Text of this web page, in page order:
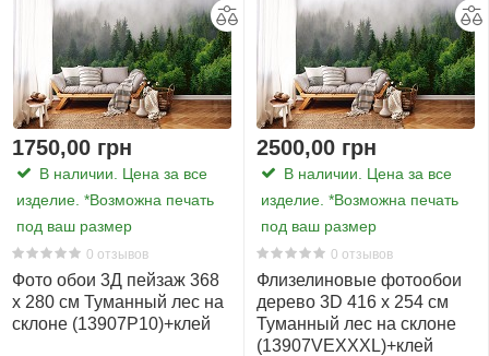
Материалами служат два экологически чистых
основания (на ваш выбор): Влагостойкий флизелин
плотностью 140 г/м2 или же Плотная бумага плотностью
120 г/м2.
Перед поклейкой внимательно прочтите
инструкцию
, так как способ поклейки отличается в
Купить фотообои можно в один клик. Мы
доставляем обоив любую точку Украины.
1750,00 грн
В наличии. Цена за все
изделие. *Возможна печать
под ваш размер
0 отзывов
Фото обои 3Д пейзаж 368
x 280 см Туманный лес на
склоне (13907P10)+клей
2500,00 грн
В наличии. Цена за все
изделие. *Возможна печать
под ваш размер
0 отзывов
Флизелиновые фотообои
дерево 3D 416 x 254 см
Туманный лес на склоне
(13907VEXXXL)+клей